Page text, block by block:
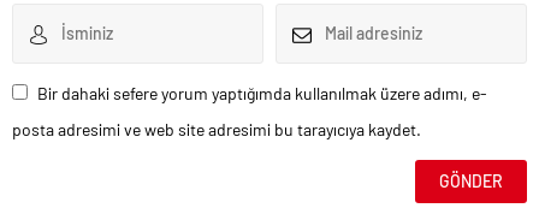
Bir dahaki sefere yorum yaptığımda kullanılmak üzere adımı, e-
posta adresimi ve web site adresimi bu tarayıcıya kaydet.